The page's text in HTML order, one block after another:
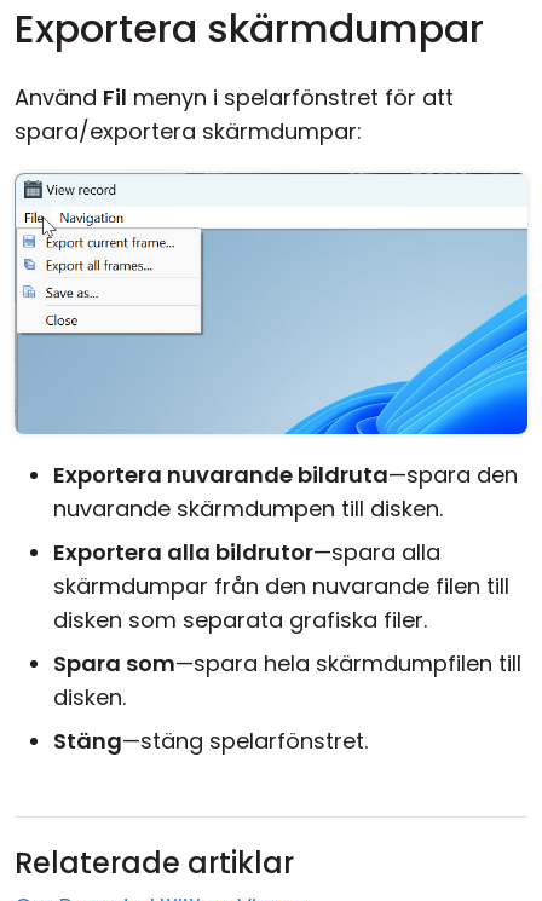
Exportera skärmdumpar
Använd Fil menyn i spelarfönstret för att
spara/exportera skärmdumpar:
Exportera nuvarande bildruta—spara den
nuvarande skärmdumpen till disken.
Exportera alla bildrutor—spara alla
skärmdumpar från den nuvarande filen till
disken som separata grafiska filer.
Spara som—spara hela skärmdumpfilen till
disken.
Stäng—stäng spelarfönstret.
Relaterade artiklar